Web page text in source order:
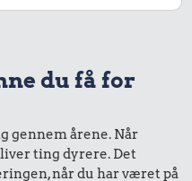
du få for
gennem årene. Når
ting dyrere. Det
når du har været på